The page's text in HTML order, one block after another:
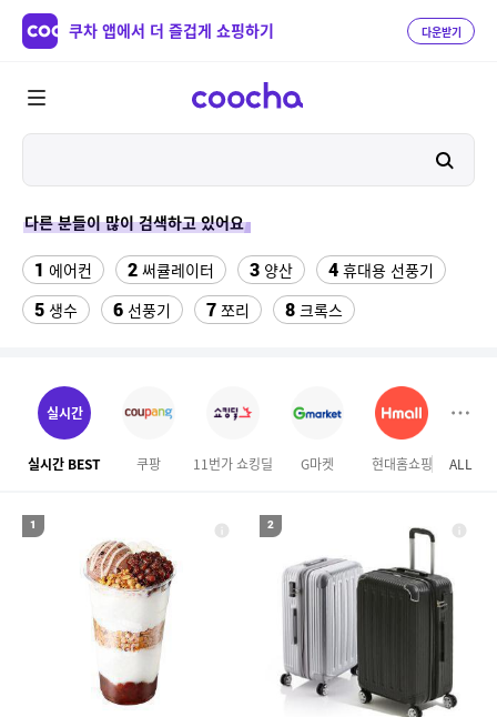
쿠차 앱에서 더 즐겁게 쇼핑하기 다운받기
다른 분들이 많이 검색하고 있어요
1 에어컨 2 써큘레이터 3 양산 4 휴대용 선풍기
5 생수 6 선풍기 7 쪼리 8 크록스
12 여자라인 댄스복
14 다이소C타입 to HDMI 미러링 케이블 대나무돗자리
16 포켓몬 카드 뱀부3겹대나무화장지 18 가디건
성인용세발자전거중고
ALL
실시간
실시간 BEST 쿠팡 11번가 쇼킹딜 G마켓 현대홈쇼핑
1 2